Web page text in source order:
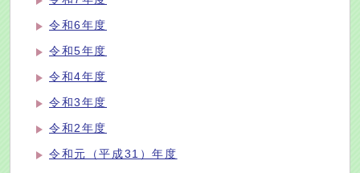
令和6年度
令和5年度
令和4年度
令和3年度
令和2年度
令和元（平成31）年度